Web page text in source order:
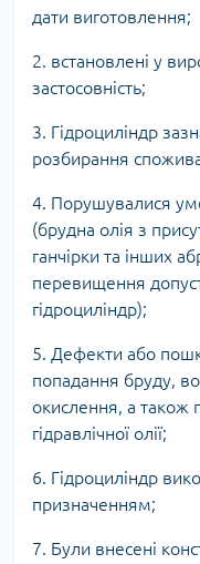
дати виготовлення;
2. встановлені у
застосовність;
3. Гідроциліндр
розбирання
4. Порушувалися
(брудна олія з
ганчірки та інших
перевищення
гідроциліндр);
5. Дефекти або
попадання бруду,
окислення, а також
гідравлічної олії;
6. Гідроциліндр
призначенням;
7. Були внесені